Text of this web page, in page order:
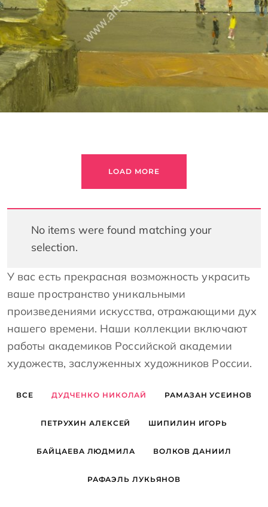
ДУДЧЕНКО НИКОЛАЙ
LOAD MORE
No items were found matching your
selection.
У вас есть прекрасная возможность украсить
ваше пространство уникальными
произведениями искусства, отражающими дух
нашего времени. Наши коллекции включают
работы академиков Российской академии
художеств, заслуженных художников России.
ВСЕ ДУДЧЕНКО НИКОЛАЙ РАМАЗАН УСЕИНОВ
ПЕТРУХИН АЛЕКСЕЙ ШИПИЛИН ИГОРЬ
БАЙЦАЕВА ЛЮДМИЛА ВОЛКОВ ДАНИИЛ
РАФАЭЛЬ ЛУКЬЯНОВ